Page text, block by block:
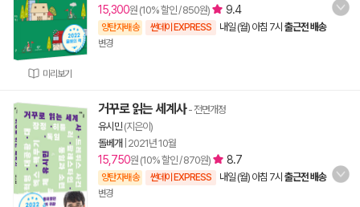
미리보기
15,300원 (10% 할인 / 850원) 9.4
양탄자배송 썬데이 EXPRESS 내일 (월) 아침 7시 출근전 배송
변경
거꾸로 읽는 세계사- 전면개정
유시민(지은이)
돌베개 2021년 10월
15,750원 (10% 할인 / 870원) 8.7
양탄자배송 썬데이 EXPRESS 내일 (월) 아침 7시 출근전 배송
변경